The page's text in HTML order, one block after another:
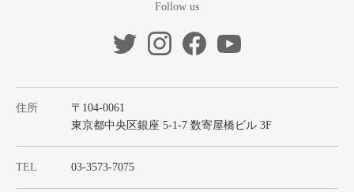
Follow us
住所
〒104-0061
東京都中央区銀座 5-1-7 数寄屋橋ビル 3F
TEL 03-3573-7075